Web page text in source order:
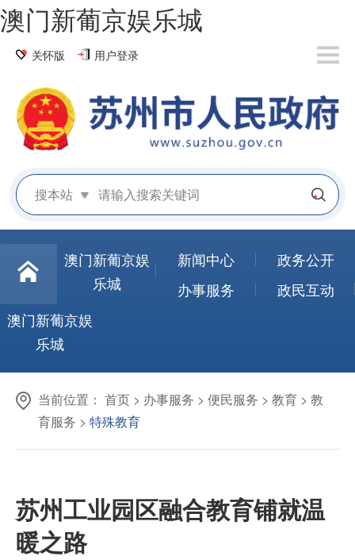
澳门新葡京娱乐城
关怀版 用户登录
搜本站
澳门新葡京娱
乐城
新闻中心
政务公开
办事服务
政民互动
澳门新葡京娱
乐城
当前位置： 首页 > 办事服务 > 便民服务 > 教育 > 教
育服务 > 特殊教育
苏州工业园区融合教育铺就温
暖之路